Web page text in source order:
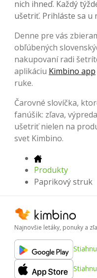
nich ihneď. Každý
ušetriť. Prihláste sa u
Denne pre vás
obľúbených
nakupovaní radi
aplikáciu Kimbino app
ruke.
Čarovné slovíčka,
fanúšik: zľava,
ušetriť nielen na
svet Kimbino.
Produkty
Paprikový struk
Najnovšie letáky, ponuky a